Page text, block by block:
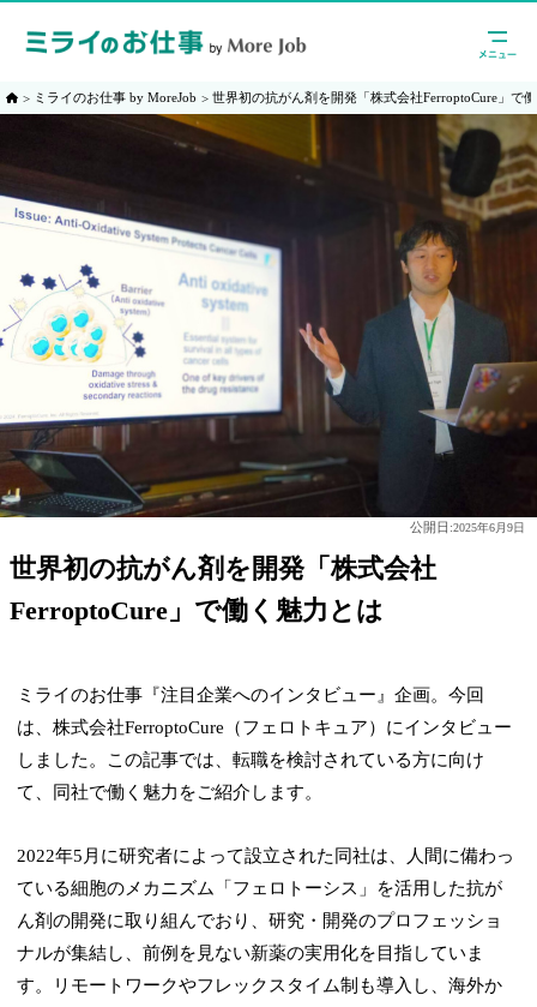
ミライのお仕事 by MoreJob 世界初の抗がん剤を開発「株式会社FerroptoCure」で
公開日:2025年6月9日
世界初の抗がん剤を開発「株式会社
FerroptoCure」で働く魅力とは
ミライのお仕事『注目企業へのインタビュー』企画。今回
は、株式会社FerroptoCure（フェロトキュア）にインタビュー
しました。この記事では、転職を検討されている方に向け
て、同社で働く魅力をご紹介します。
2022年5月に研究者によって設立された同社は、人間に備わっ
ている細胞のメカニズム「フェロトーシス」を活用した抗が
ん剤の開発に取り組んでおり、研究・開発のプロフェッショ
ナルが集結し、前例を見ない新薬の実用化を目指していま
す。リモートワークやフレックスタイム制も導入し、海外か